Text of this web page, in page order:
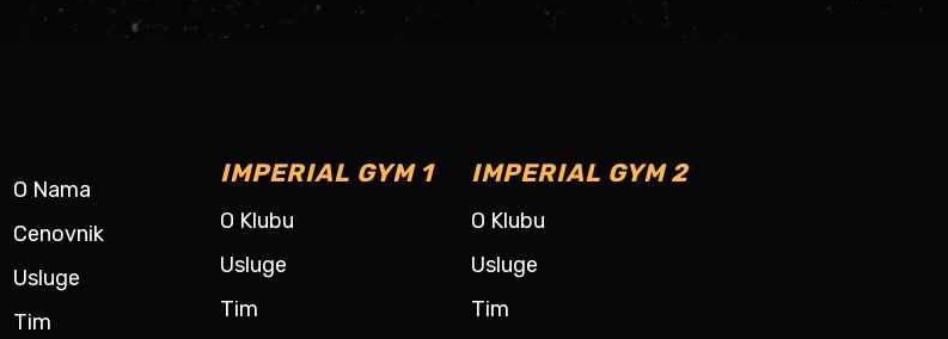
O Nama
Cenovnik
Usluge
Tim
IMPERIAL GYM 1
O Klubu
Usluge
Tim
IMPERIAL GYM 2
O Klubu
Usluge
Tim